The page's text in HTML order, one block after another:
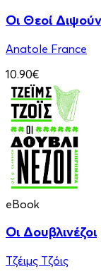
Οι Θεοί Διψούν
Anatole France
10.90€
eBook
Οι Δουβλινέζοι
Τζέιμς Τζόις